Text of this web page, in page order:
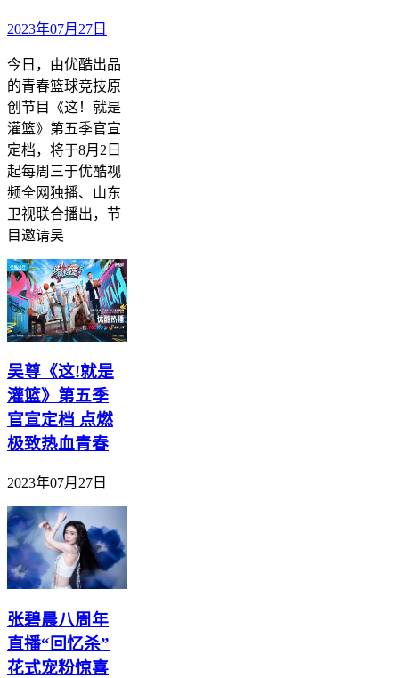
2023年07月27日
今日，由优酷出品
的青春篮球竞技原
创节目《这！就是
灌篮》第五季官宣
定档，将于8月2日
起每周三于优酷视
频全网独播、山东
卫视联合播出，节
目邀请吴
吴尊《这!就是
灌篮》第五季
官宣定档 点燃
极致热血青春
2023年07月27日
张碧晨八周年
直播“回忆杀”
花式宠粉惊喜